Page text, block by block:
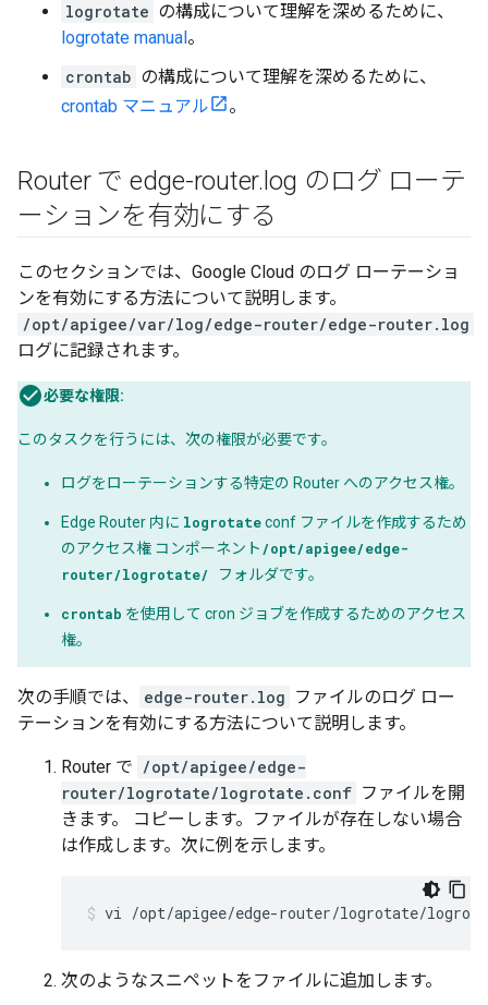
logrotate の構成について理解を深めるために、
logrotate manual。
crontab の構成について理解を深めるために、
crontab マニュアル
。
Router で edge-router. log のログ ローテ
ーションを有効にする
このセクションでは、Google Cloud のログ ローテーショ
ンを有効にする方法について説明します。
/opt/apigee/var/log/edge-router/edge-router.log
ログに記録されます。
必要な権限:
このタスクを行うには、次の権限が必要です。
ログをローテーションする特定の Router へのアクセス権。
Edge Router 内に logrotateconf ファイルを作成するため
のアクセス権 コンポーネント /opt/apigee/edge-
router/logrotate/
フォルダです。
crontab を使用して cron ジョブを作成するためのアクセス
権。
次の手順では、 edge-router.log ファイルのログ ロー
テーションを有効にする方法について説明します。
Router で /opt/apigee/edge-
router/logrotate/logrotate.conf ファイルを開
きます。 コピーします。ファイルが存在しない場合
は作成します。次に例を示します。
次のようなスニペットをファイルに追加します。